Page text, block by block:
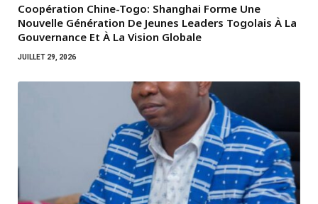
Coopération Chine-Togo: Shanghai Forme Une
Nouvelle Génération De Jeunes Leaders Togolais À La
Gouvernance Et À La Vision Globale
JUILLET 29, 2026